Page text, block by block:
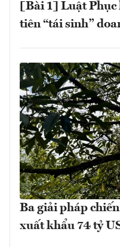
[Bài 1] Luật
tiên “tái sinh”
Ba giải pháp
xuất khẩu 74 tỷ